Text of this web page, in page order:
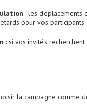
: les déplacements
pour vos participants.
: si vos invités
la campagne comme